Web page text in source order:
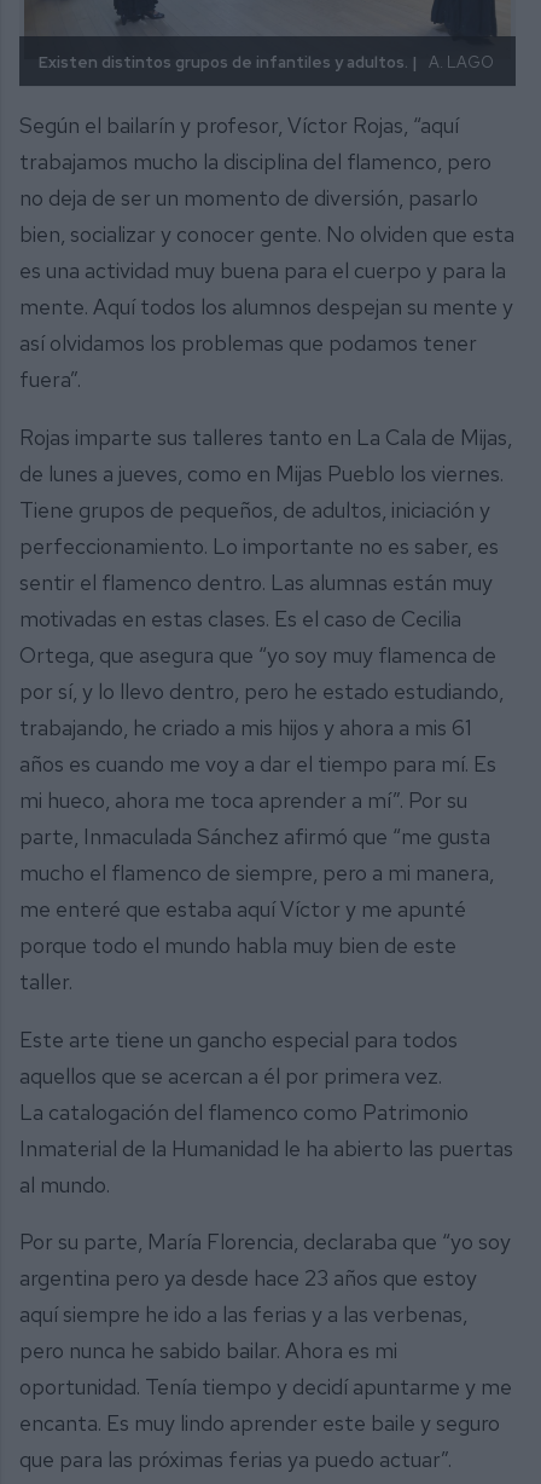
Existen distintos grupos de infantiles y adultos. | A. LAGO
Según el bailarín y profesor, Víctor Rojas, “aquí
trabajamos mucho la disciplina del flamenco, pero
no deja de ser un momento de diversión, pasarlo
bien, socializar y conocer gente. No olviden que esta
es una actividad muy buena para el cuerpo y para la
mente. Aquí todos los alumnos despejan su mente y
así olvidamos los problemas que podamos tener
fuera”.
Rojas imparte sus talleres tanto en La Cala de Mijas,
de lunes a jueves, como en Mijas Pueblo los viernes.
Tiene grupos de pequeños, de adultos, iniciación y
perfeccionamiento. Lo importante no es saber, es
sentir el flamenco dentro. Las alumnas están muy
motivadas en estas clases. Es el caso de Cecilia
Ortega, que asegura que “yo soy muy flamenca de
por sí, y lo llevo dentro, pero he estado estudiando,
trabajando, he criado a mis hijos y ahora a mis 61
años es cuando me voy a dar el tiempo para mí. Es
mi hueco, ahora me toca aprender a mí”. Por su
parte, Inmaculada Sánchez afirmó que “me gusta
mucho el flamenco de siempre, pero a mi manera,
me enteré que estaba aquí Víctor y me apunté
porque todo el mundo habla muy bien de este
taller.
Este arte tiene un gancho especial para todos
aquellos que se acercan a él por primera vez.
La catalogación del flamenco como Patrimonio
Inmaterial de la Humanidad le ha abierto las puertas
al mundo.
Por su parte, María Florencia, declaraba que “yo soy
argentina pero ya desde hace 23 años que estoy
aquí siempre he ido a las ferias y a las verbenas,
pero nunca he sabido bailar. Ahora es mi
oportunidad. Tenía tiempo y decidí apuntarme y me
encanta. Es muy lindo aprender este baile y seguro
que para las próximas ferias ya puedo actuar”.